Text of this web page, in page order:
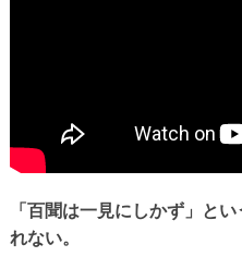
「百聞は一見にしかず」と
れない。